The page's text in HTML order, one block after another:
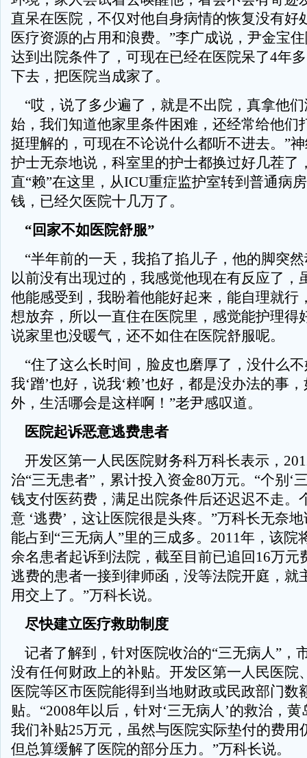
直呆在医院，不仅对他自身病情的恢复没有好
医疗资源的占用和浪费。”李广成说，尹金宝
达到出院条件了，可现在已经在医院呆了4年
下去，把医院当成家了。
“哎，说了多少遍了，就是不出院，真拿他
始，我们知道他家里条件困难，还经常给他们
挺理解的，可现在不论说什么都听不进去。”
护士无奈地说，科室里的护士都换过好几茬了
直“赖”在这里，从ICU重症监护室转到普通病
钱，已经欠医院十几万了。
“回家不如医院舒服”
“半年前的一天，我掐了掐儿子，他的脚突
以前没有出现过的，我感觉他现在有反应了，
他能感受到，我盼着他能好起来，能自理就行
想放弃，所以一直住在医院里，感觉能护理得
说家里也没暖气，还不如住在医院舒服呢。
“住了这么长时间，脸皮也磨厚了，没什么
我‘蹭’也好，说我‘赖’也好，都是没办法的事
外，生活哪会是这样啊！”老尹感叹道。
医院起诉恶意逃费患者
开发区第一人民医院财务科万科长表示，
治“三无患者”，累计投入资金80万元。“个别‘
钱支付医药费，满足出院条件后还迟迟不走。
意 ‘逃费’，这让医院很是头疼。”万科长无奈
能占到“三无病人”里的三成多。2011年，该院
余名患者起诉到法院，截至目前已追回16万元
逃费的患者一接到律师函，没等法院开庭，就
用交上了。”万科长说。
尽快建立医疗救助制度
记者了解到，针对医院收治的“三无病人”，
没有任何财政上的补贴。开发区第一人民医院
医院等区市医院能得到当地财政或民政部门数
贴。“2008年以后，针对‘三无病人’的救治，
我们补贴25万元，虽然与医院实际垫付的费用
但总算缓解了医院的部分压力。”万科长说。